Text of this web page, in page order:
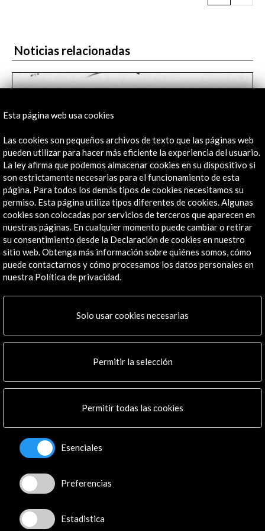
13. EL ÍNDICO
​Álex Pella
14. EL LÍMITE
Álex Pella
Consuelo Varela Bueno
Braulio Vázquez Campos
TRANSFORMACIÓN
17. UN MUNDO NUEVO
Ramón María Serrera Contreras
María M. Portuondo
18. NUEVOS SUEÑOS, NUEVOS RETOS
Eduardo García Llama
EL VIAJE MÁS LARGO. HIPÓTESIS SOBRE SU
ITINERARIO
Tomás Mazón Serrano
Noticias relacionadas
El grumete de Elcano lo confesó todo | Cultura |
EL PAÍS
05 de noviembre de 2019
Tres historiadores españoles redescubren y traducen
la declaración del joven marinero de la nao Victoria
apresado por los portugueses y que da datos
Esta página web usa cookies
Las cookies son pequeños archivos de texto que las páginas web
pueden utilizar para hacer más eficiente la experiencia del usuario.
La ley afirma que podemos almacenar cookies en su dispositivo si
son estrictamente necesarias para el funcionamiento de esta
página. Para todos los demás tipos de cookies necesitamos su
permiso. Esta página utiliza tipos diferentes de cookies. Algunas
cookies son colocadas por servicios de terceros que aparecen en
nuestras páginas. En cualquier momento puede cambiar o retirar
su consentimiento desde la Declaración de cookies en nuestro
sitio web. Obtenga más información sobre quiénes somos, cómo
puede contactarnos y cómo procesamos los datos personales en
nuestra Política de privacidad.
Solo usar cookies necesarias
Permitir la selección
Permitir todas las cookies
Esenciales
Preferencias
Estadistica